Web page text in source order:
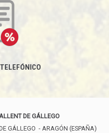
DE GÁLLEGO
GÁLLEGO - ARAGÓN (ESPAÑA)